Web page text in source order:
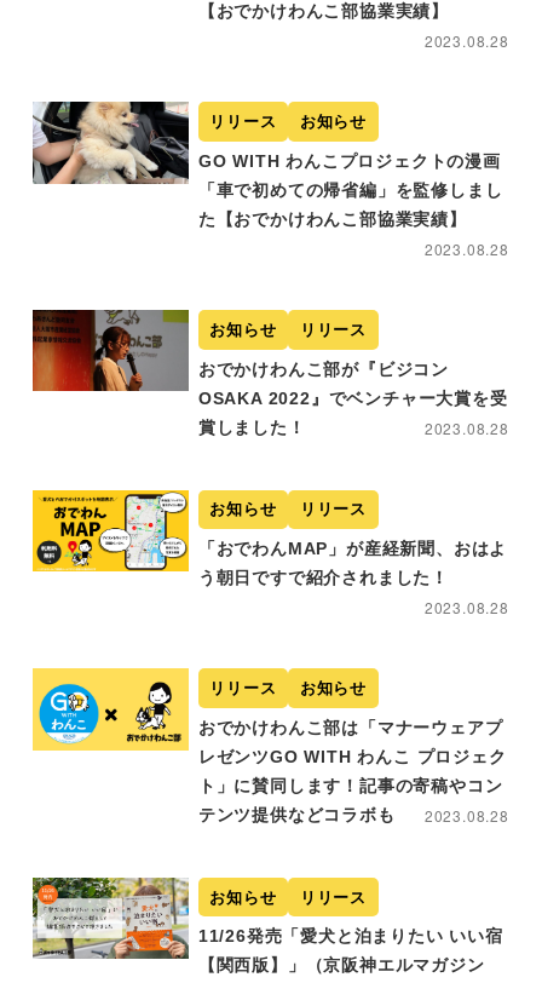
【おでかけわんこ部協業実績】
2023.08.28
リリース お知らせ
GO WITH わんこプロジェクトの漫画
「車で初めての帰省編」を監修しまし
た【おでかけわんこ部協業実績】
2023.08.28
お知らせ リリース
おでかけわんこ部が『ビジコン
OSAKA 2022』でベンチャー大賞を受
賞しました！
2023.08.28
お知らせ リリース
「おでわんMAP」が産経新聞、おはよ
う朝日ですで紹介されました！
2023.08.28
リリース お知らせ
おでかけわんこ部は「マナーウェアプ
レゼンツGO WITH わんこ プロジェク
ト」に賛同します！記事の寄稿やコン
テンツ提供などコラボも
2023.08.28
お知らせ リリース
11/26発売「愛犬と泊まりたい いい宿
【関西版】」（京阪神エルマガジン